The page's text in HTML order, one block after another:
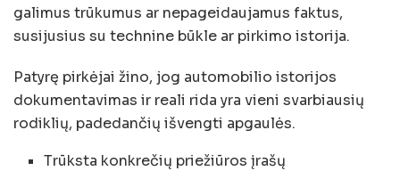
galimus trūkumus ar nepageidaujamus faktus,
susijusius su technine būkle ar pirkimo istorija.
Patyrę pirkėjai žino, jog automobilio istorijos
dokumentavimas ir reali rida yra vieni svarbiausių
rodiklių, padedančių išvengti apgaulės.
Trūksta konkrečių priežiūros įrašų